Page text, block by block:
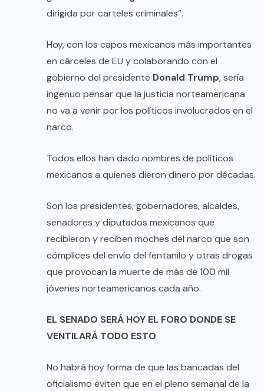
dirigida por carteles criminales”.
Hoy, con los capos mexicanos más importantes
en cárceles de EU y colaborando con el
gobierno del presidente Donald Trump, sería
ingenuo pensar que la justicia norteamericana
no va a venir por los políticos involucrados en el
narco.
Todos ellos han dado nombres de políticos
mexicanos a quienes dieron dinero por décadas.
Son los presidentes, gobernadores, alcaldes,
senadores y diputados mexicanos que
recibieron y reciben moches del narco que son
cómplices del envío del fentanilo y otras drogas
que provocan la muerte de más de 100 mil
jóvenes norteamericanos cada año.
EL SENADO SERÁ HOY EL FORO DONDE SE
VENTILARÁ TODO ESTO
No habrá hoy forma de que las bancadas del
oficialismo eviten que en el pleno semanal de la